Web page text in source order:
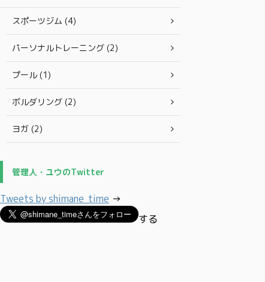
スポーツジム (4)
パーソナルトレーニング (2)
プール (1)
ボルダリング (2)
ヨガ (2)
管理人・ユウのTwitter
Tweets by shimane_time →
する